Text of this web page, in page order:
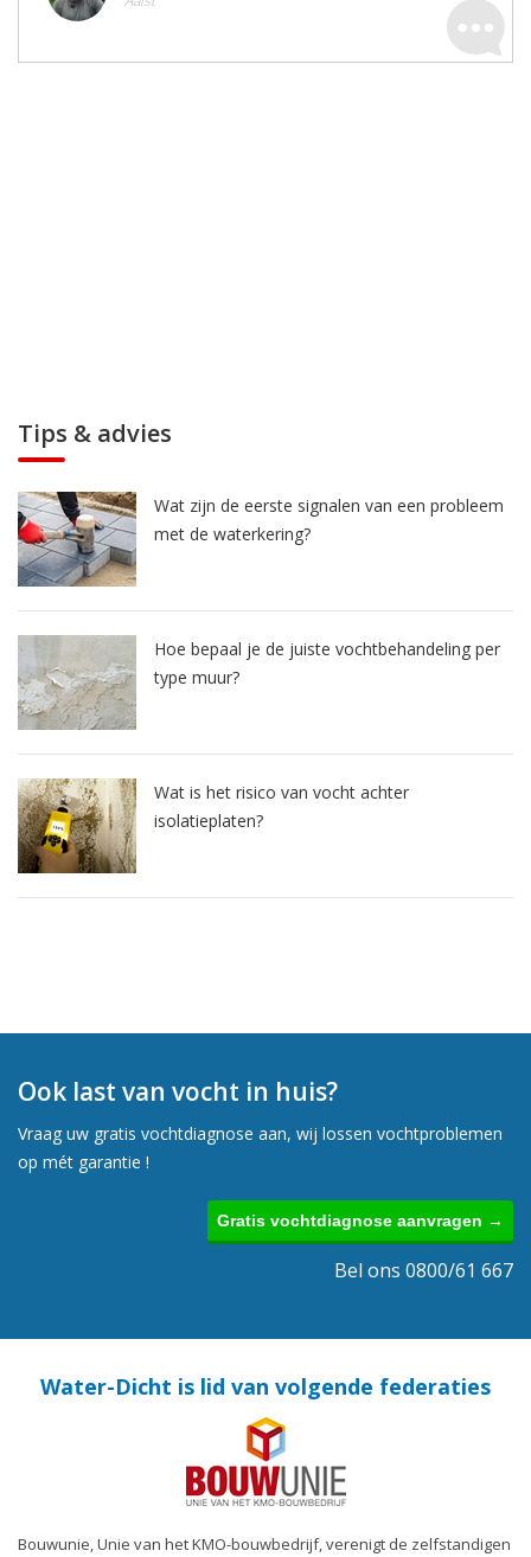
Tips & advies
Wat zijn de eerste signalen van een probleem
met de waterkering?
Hoe bepaal je de juiste vochtbehandeling per
type muur?
Wat is het risico van vocht achter
isolatieplaten?
Ook last van vocht in huis?
Vraag uw gratis vochtdiagnose aan, wij lossen vochtproblemen
op mét garantie !
Gratis vochtdiagnose aanvragen →
Bel ons 0800/61 667
Water-Dicht is lid van volgende federaties
Bouwunie, Unie van het KMO-bouwbedrijf, verenigt de zelfstandigen